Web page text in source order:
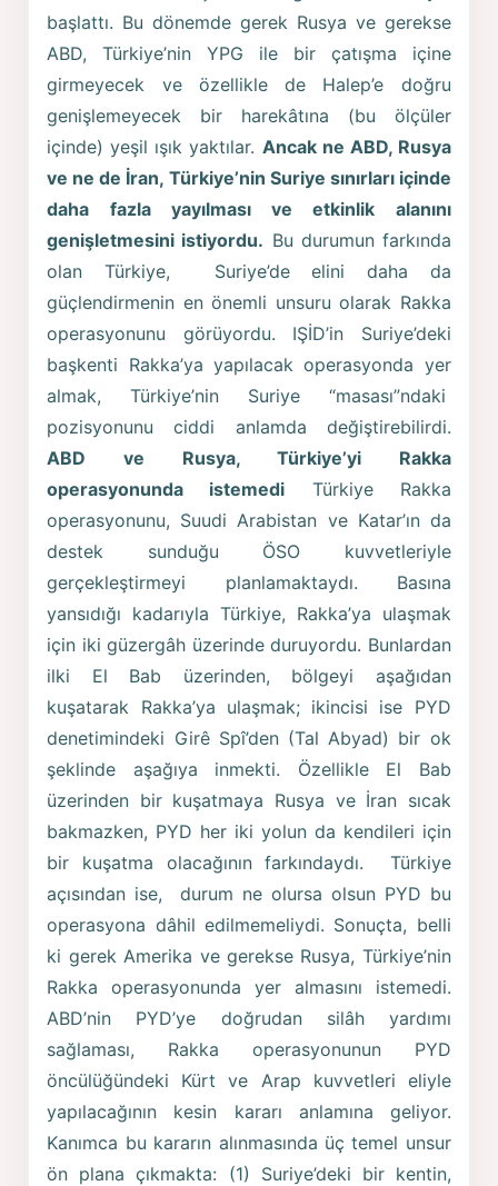
başlattı. Bu dönemde gerek Rusya ve gerekse
ABD, Türkiye’nin YPG ile bir çatışma içine
girmeyecek ve özellikle de Halep’e doğru
genişlemeyecek bir harekâtına (bu ölçüler
içinde) yeşil ışık yaktılar. Ancak ne ABD, Rusya
ve ne de İran, Türkiye’nin Suriye sınırları içinde
daha fazla yayılması ve etkinlik alanını
genişletmesini istiyordu. Bu durumun farkında
olan Türkiye, Suriye’de elini daha da
güçlendirmenin en önemli unsuru olarak Rakka
operasyonunu görüyordu. IŞİD’in Suriye’deki
başkenti Rakka’ya yapılacak operasyonda yer
almak, Türkiye’nin Suriye “masası”ndaki
pozisyonunu ciddi anlamda değiştirebilirdi.
ABD ve Rusya, Türkiye’yi Rakka
operasyonunda istemedi Türkiye Rakka
operasyonunu, Suudi Arabistan ve Katar’ın da
destek sunduğu ÖSO kuvvetleriyle
gerçekleştirmeyi planlamaktaydı. Basına
yansıdığı kadarıyla Türkiye, Rakka’ya ulaşmak
için iki güzergâh üzerinde duruyordu. Bunlardan
ilki El Bab üzerinden, bölgeyi aşağıdan
kuşatarak Rakka’ya ulaşmak; ikincisi ise PYD
denetimindeki Girê Spî’den (Tal Abyad) bir ok
şeklinde aşağıya inmekti. Özellikle El Bab
üzerinden bir kuşatmaya Rusya ve İran sıcak
bakmazken, PYD her iki yolun da kendileri için
bir kuşatma olacağının farkındaydı. Türkiye
açısından ise, durum ne olursa olsun PYD bu
operasyona dâhil edilmemeliydi. Sonuçta, belli
ki gerek Amerika ve gerekse Rusya, Türkiye’nin
Rakka operasyonunda yer almasını istemedi.
ABD’nin PYD’ye doğrudan silâh yardımı
sağlaması, Rakka operasyonunun PYD
öncülüğündeki Kürt ve Arap kuvvetleri eliyle
yapılacağının kesin kararı anlamına geliyor.
Kanımca bu kararın alınmasında üç temel unsur
ön plana çıkmakta: (1) Suriye’deki bir kentin,